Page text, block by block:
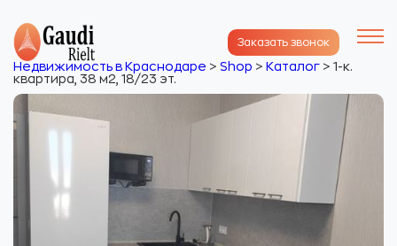
Заказать звонок
Недвижимость в Краснодаре > Shop > Каталог > 1-к.
квартира, 38 м2, 18/23 эт.